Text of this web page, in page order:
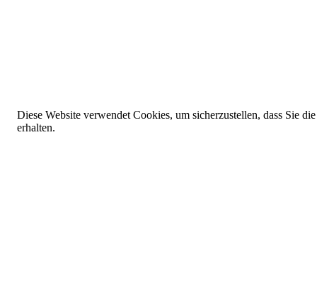
Diese Website verwendet Cookies, um sicherzustellen, dass Sie
erhalten.